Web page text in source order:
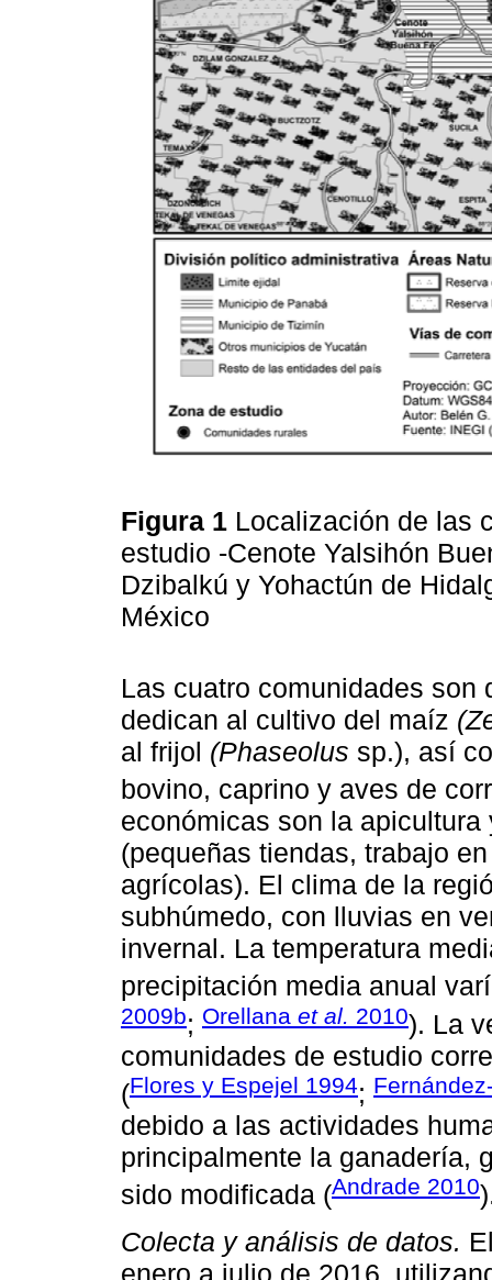
Figura 1 Localización de las
estudio -Cenote Yalsihón
Dzibalkú y Yohactún de
México
Las cuatro comunidades son
dedican al cultivo del maíz
al frijol (Phaseolus sp.), así
bovino, caprino y aves de
económicas son la
(pequeñas tiendas, trabajo
agrícolas). El clima de la
subhúmedo, con lluvias en
invernal. La temperatura
precipitación media anual
2009b; Orellana et al. 2010). La
comunidades de estudio
(Flores y Espejel 1994;
debido a las actividades
principalmente la ganadería,
sido modificada (Andrade 2010
Colecta y análisis de datos.
enero a julio de 2016,